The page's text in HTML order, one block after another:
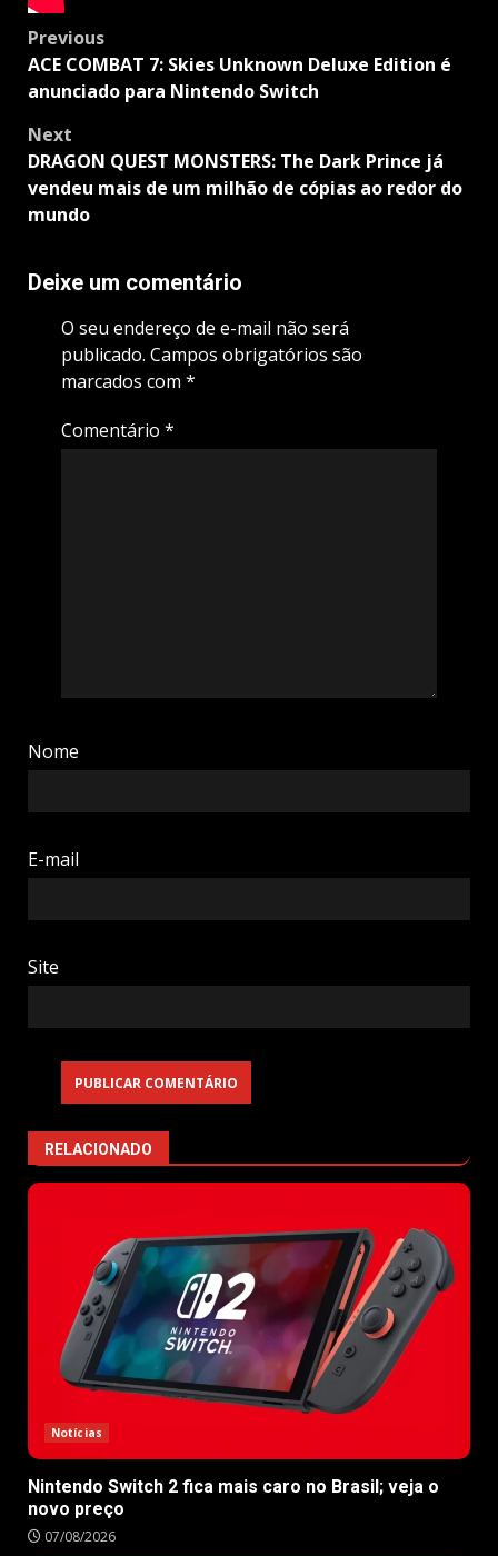
Post
navigation
Previous
ACE COMBAT 7: Skies Unknown Deluxe Edition é
anunciado para Nintendo Switch
Next
DRAGON QUEST MONSTERS: The Dark Prince já
vendeu mais de um milhão de cópias ao redor do
mundo
Deixe um comentário
O seu endereço de e-mail não será
publicado. Campos obrigatórios são
marcados com *
Comentário *
Nome
E-mail
Site
RELACIONADO
Notícias
Nintendo Switch 2 fica mais caro no Brasil; veja o
novo preço
07/08/2026